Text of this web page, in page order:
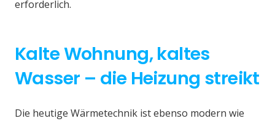
erforderlich.
Kalte Wohnung, kaltes
Wasser – die Heizung streikt
Die heutige Wärmetechnik ist ebenso modern wie